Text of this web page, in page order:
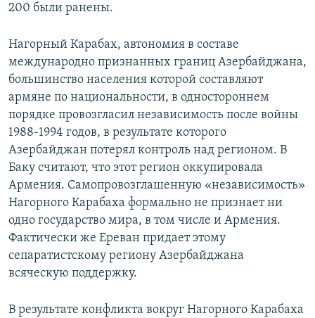
200 были ранены.
Нагорный Карабах, автономия в составе
международно признанных границ Азербайджана,
большинство населения которой составляют
армяне по национальности, в одностороннем
порядке провозгласил независимость после войны
1988-1994 годов, в результате которого
Азербайджан потерял контроль над регионом. В
Баку считают, что этот регион оккупировала
Армения. Самопровозглашенную «независимость»
Нагорного Карабаха формально не признает ни
одно государство мира, в том числе и Армения.
Фактически же Ереван придает этому
сепаратистскому региону Азербайджана
всяческую поддержку.
В результате конфликта вокруг Нагорного Карабаха